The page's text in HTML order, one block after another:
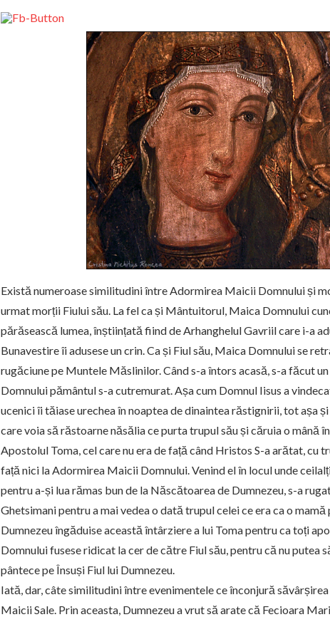
Există numeroase similitudini între Adormirea Maicii Domnului și
urmat morții Fiului său. La fel ca și Mântuitorul, Maica Domnului
părăsească lumea, înștiințată fiind de Arhanghelul Gavriil care i-a
Bunavestire îi adusese un crin. Ca și Fiul său, Maica Domnului se
rugăciune pe Muntele Măslinilor. Când s-a întors acasă, s-a făcut
Domnului pământul s-a cutremurat. Așa cum Domnul Iisus a
ucenici îi tăiase urechea în noaptea de dinaintea răstignirii, tot așa
care voia să răstoarne năsălia ce purta trupul său și căruia o mână
Apostolul Toma, cel care nu era de față când Hristos S-a arătat, cu
față nici la Adormirea Maicii Domnului. Venind el în locul unde
pentru a-și lua rămas bun de la Născătoarea de Dumnezeu, s-a
Ghetsimani pentru a mai vedea o dată trupul celei ce era ca o
Dumnezeu îngăduise această întârziere a lui Toma pentru ca toți
Domnului fusese ridicat la cer de către Fiul său, pentru că nu putea
pântece pe Însuși Fiul lui Dumnezeu.
Iată, dar, câte similitudini între evenimentele ce înconjură
Maicii Sale. Prin aceasta, Dumnezeu a vrut să arate că Fecioara